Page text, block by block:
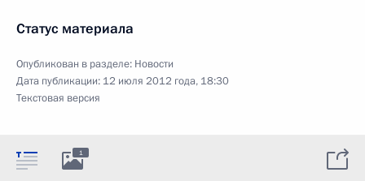
Статус материала
Опубликован в разделе: Новости
Дата публикации: 12 июля 2012 года, 18:30
Текстовая версия
1